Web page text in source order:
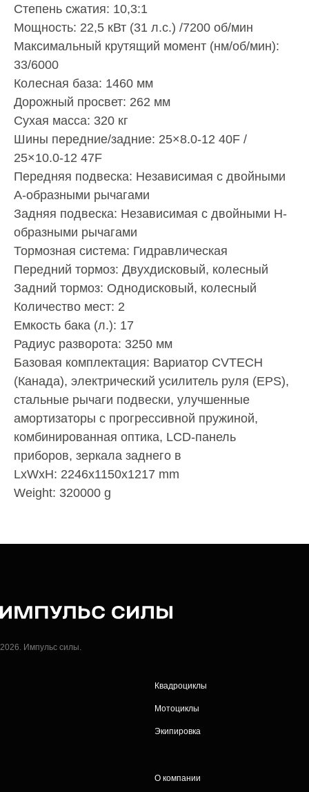
Степень сжатия: 10,3:1
Мощность: 22,5 кВт (31 л.с.) /7200 об/мин
Максимальный крутящий момент (нм/об/мин):
33/6000
Колесная база: 1460 мм
Дорожный просвет: 262 мм
Сухая масса: 320 кг
Шины передние/задние: 25×8.0-12 40F /
25×10.0-12 47F
Передняя подвеска: Независимая с двойными
А-образными рычагами
Задняя подвеска: Независимая с двойными H-
образными рычагами
Тормозная система: Гидравлическая
Передний тормоз: Двухдисковый, колесный
Задний тормоз: Однодисковый, колесный
Количество мест: 2
Емкость бака (л.): 17
Радиус разворота: 3250 мм
Базовая комплектация: Вариатор CVTECH
(Канада), электрический усилитель руля (EPS),
стальные рычаги подвески, улучшенные
амортизаторы с прогрессивной пружиной,
комбинированная оптика, LCD-панель
приборов, зеркала заднего в
LxWxH: 2246x1150x1217 mm
Weight: 320000 g
2026. Импульс силы.
Квадроциклы
Мотоциклы
Экипировка
О компании